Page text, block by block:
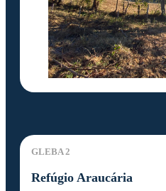
GLEBA 2
Refúgio Araucária